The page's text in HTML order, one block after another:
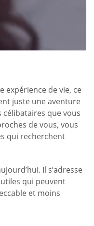
expérience de vie, ce
juste une aventure
que vous
de vous, vous
qui recherchent
Il s’adresse
qui peuvent
et moins